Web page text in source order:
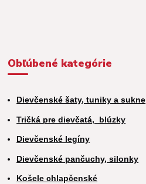
Obľúbené kategórie
Dievčenské šaty, tuniky a sukne
Tričká pre dievčatá, blúzky
Dievčenské legíny
Dievčenské pančuchy, silonky
Košele chlapčenské